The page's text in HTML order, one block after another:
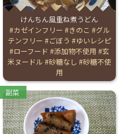
けんちん風重ね煮うどん
Tags:
カゼインフリー きのこ
グル
テンフリー
ごぼう
ゆいレシピ
ローフード
添加物不使用
玄
米ヌードル
砂糖なし
砂糖不使
用
Categories:
副菜
療内容
まな講座・クラス
産を希望される方へ
ィール